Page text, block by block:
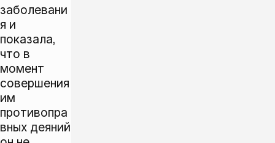
заболевани
я и
показала,
что в
момент
совершения
им
противопра
вных деяний